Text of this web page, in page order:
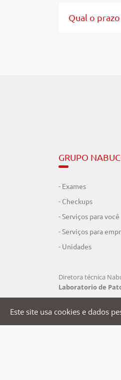
Este site usa cookies e dados
Qual o
GRUPO
- Exames
- Checkups
- Serviços para você
- Serviços para
- Unidades
Diretora técnica
Laboratorio de
FORMAS DE